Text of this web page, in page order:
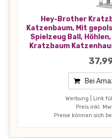
Hey-Brother
Katzenbaum, Mit
Spielzeug Ball,
Kratzbaum
Bei
Werbung | Link
Preis inkl.
Preise können sich